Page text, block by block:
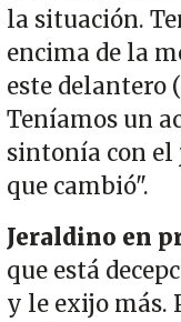
la situación.
encima de la
este delantero
Teníamos un
sintonía con el
que cambió".
Jeraldino en
que está
y le exijo más.